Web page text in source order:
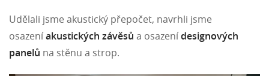
Udělali jsme akustický přepočet, navrhli jsme
osazeníakustických závěsů a osazenídesignových
panelů na stěnu a strop.